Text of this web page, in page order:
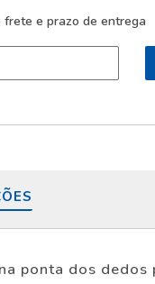
frete e prazo de entrega
ponta dos dedos